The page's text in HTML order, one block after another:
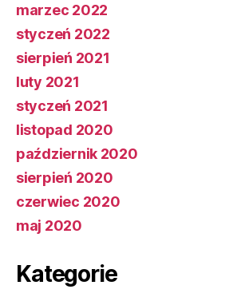
marzec 2022
styczeń 2022
sierpień 2021
luty 2021
styczeń 2021
listopad 2020
październik 2020
sierpień 2020
czerwiec 2020
maj 2020
Kategorie